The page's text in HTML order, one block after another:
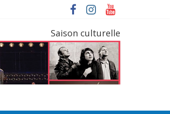
Saison culturelle